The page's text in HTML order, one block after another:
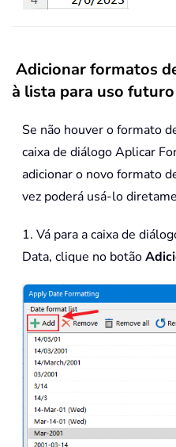
Adicionar formatos
à lista para uso futuro
Se não houver o formato
caixa de diálogo Aplicar
adicionar o novo formato
vez poderá usá-lo
1. Vá para a caixa de
Data, clique no botão